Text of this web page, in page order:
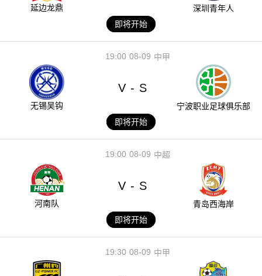
延边龙鼎
深圳青年人
即将开始
08-09
19:00 中甲
无锡吴钩
V - S
宁波职业足球俱乐部
即将开始
08-09
19:00 中超
河南队
V - S
青岛西海岸
即将开始
08-09
19:30 中甲